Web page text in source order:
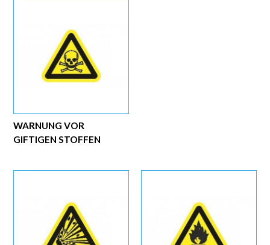
WARNUNG VOR
GIFTIGEN STOFFEN